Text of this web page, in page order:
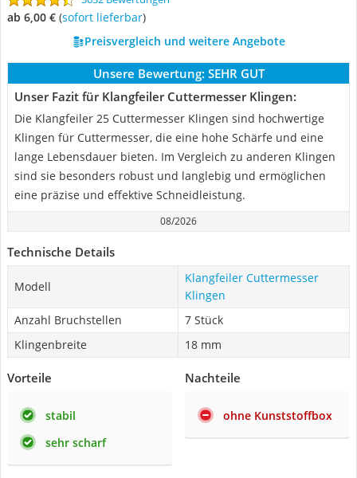
ab 6,00 € ( Sofort lieferbar)
Preisvergleich und weitere Angebote
Unsere Bewertung: SEHR GUT
Unser Fazit für Klangfeiler Cuttermesser Klingen:
Die Klangfeiler 25 Cuttermesser Klingen sind hochwertige
Klingen für Cuttermesser, die eine hohe Schärfe und eine
lange Lebensdauer bieten. Im Vergleich zu anderen Klingen
sind sie besonders robust und langlebig und ermöglichen
eine präzise und effektive Schneidleistung.
08/2026
Technische Details
Modell
Klangfeiler Cuttermesser
Klingen
Anzahl Bruchstellen
7 Stück
Klingenbreite
18 mm
Vorteile
stabil
sehr scharf
Nachteile
ohne Kunststoffbox